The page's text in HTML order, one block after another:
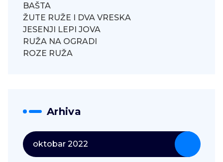
BAŠTA
ŽUTE RUŽE I DVA VRESKA
JESENJI LEPI JOVA
RUŽA NA OGRADI
ROZE RUŽA
Arhiva
oktobar 2022